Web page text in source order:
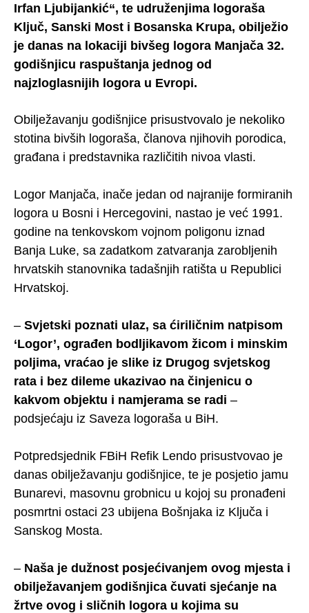
Irfan Ljubijankić“, te udruženjima logoraša
Ključ, Sanski Most i Bosanska Krupa, obilježio
je danas na lokaciji bivšeg logora Manjača 32.
godišnjicu raspuštanja jednog od
najzloglasnijih logora u Evropi.
Obilježavanju godišnjice prisustvovalo je nekoliko
stotina bivših logoraša, članova njihovih porodica,
građana i predstavnika različitih nivoa vlasti.
Logor Manjača, inače jedan od najranije formiranih
logora u Bosni i Hercegovini, nastao je već 1991.
godine na tenkovskom vojnom poligonu iznad
Banja Luke, sa zadatkom zatvaranja zarobljenih
hrvatskih stanovnika tadašnjih ratišta u Republici
Hrvatskoj.
– Svjetski poznati ulaz, sa ćiriličnim natpisom
‘Logor’, ograđen bodljikavom žicom i minskim
poljima, vraćao je slike iz Drugog svjetskog
rata i bez dileme ukazivao na činjenicu o
kakvom objektu i namjerama se radi –
podsjećaju iz Saveza logoraša u BiH.
Potpredsjednik FBiH Refik Lendo prisustvovao je
danas obilježavanju godišnjice, te je posjetio jamu
Bunarevi, masovnu grobnicu u kojoj su pronađeni
posmrtni ostaci 23 ubijena Bošnjaka iz Ključa i
Sanskog Mosta.
– Naša je dužnost posjećivanjem ovog mjesta i
obilježavanjem godišnjica čuvati sjećanje na
žrtve ovog i sličnih logora u kojima su